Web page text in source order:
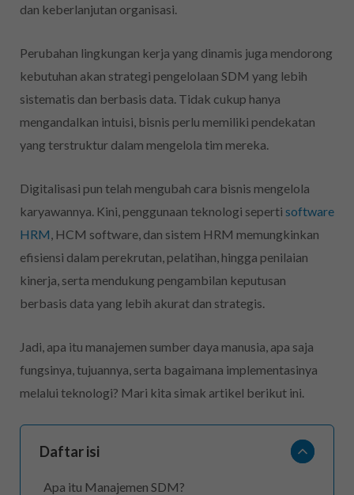
dan keberlanjutan organisasi.
Perubahan lingkungan kerja yang dinamis juga mendorong
kebutuhan akan strategi pengelolaan SDM yang lebih
sistematis dan berbasis data. Tidak cukup hanya
mengandalkan intuisi, bisnis perlu memiliki pendekatan
yang terstruktur dalam mengelola tim mereka.
Digitalisasi pun telah mengubah cara bisnis mengelola
karyawannya. Kini, penggunaan teknologi seperti software
HRM , HCM software, dan sistem HRM memungkinkan
efisiensi dalam perekrutan, pelatihan, hingga penilaian
kinerja, serta mendukung pengambilan keputusan
berbasis data yang lebih akurat dan strategis.
Jadi, apa itu manajemen sumber daya manusia, apa saja
fungsinya, tujuannya, serta bagaimana implementasinya
melalui teknologi? Mari kita simak artikel berikut ini.
Daftar isi
Apa itu Manajemen SDM?